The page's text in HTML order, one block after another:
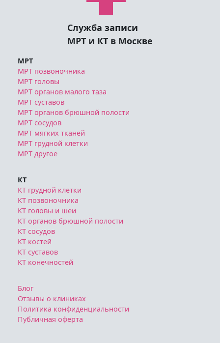
Служба записи
МРТ и КТ в Москве
МРТ
МРТ позвоночника
МРТ головы
МРТ органов малого таза
МРТ суставов
МРТ органов брюшной полости
МРТ сосудов
МРТ мягких тканей
МРТ грудной клетки
МРТ другое
КТ
КТ грудной клетки
КТ позвоночника
КТ головы и шеи
КТ органов брюшной полости
КТ сосудов
КТ костей
КТ суставов
КТ конечностей
Блог
Отзывы о клиниках
Политика конфиденциальности
Публичная оферта